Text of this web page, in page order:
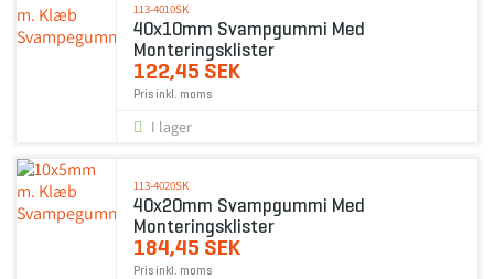
113-4010SK
40x10mm Svampgummi Med
Monteringsklister
122,45 SEK
Pris inkl. moms
I lager
113-4020SK
40x20mm Svampgummi Med
Monteringsklister
184,45 SEK
Pris inkl. moms